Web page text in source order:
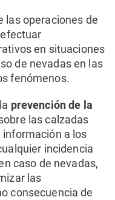
las operaciones de
en situaciones
de nevadas en las
fenómenos.
prevención de la
las calzadas
información a los
incidencia
caso de nevadas,
las
consecuencia de